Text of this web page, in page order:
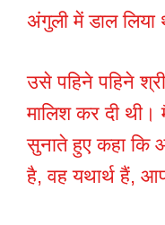
अंगुली में डाल लिया
उसे पहिने पहिने
मालिश कर दी थी।
सुनाते हुए कहा कि
है, वह यथार्थ हैं,